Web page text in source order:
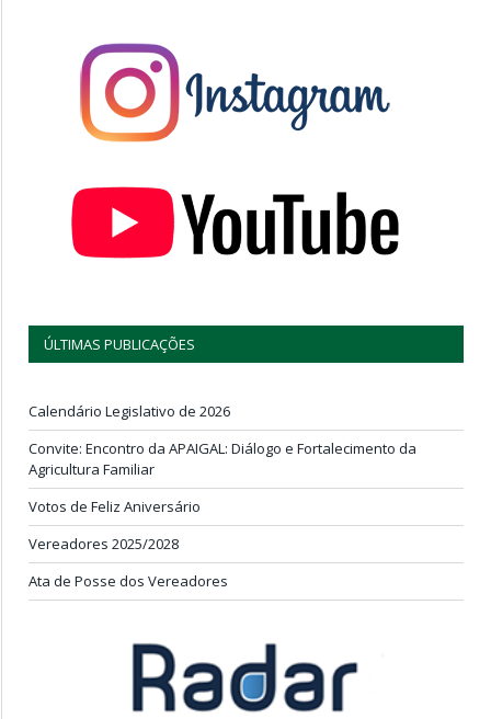
ÚLTIMAS PUBLICAÇÕES
Calendário Legislativo de 2026
Convite: Encontro da APAIGAL: Diálogo e Fortalecimento da
Agricultura Familiar
Votos de Feliz Aniversário
Vereadores 2025/2028
Ata de Posse dos Vereadores